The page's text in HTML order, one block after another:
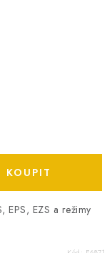
EPS, EZS a režimy